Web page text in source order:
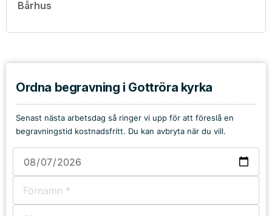
Bårhus
Ordna begravning i Gottröra kyrka
Senast nästa arbetsdag så ringer vi upp för att föreslå en
begravningstid kostnadsfritt. Du kan avbryta när du vill.